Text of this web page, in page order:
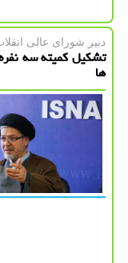
دبیر شورای عالی
تشكیل كمیته سه
ها